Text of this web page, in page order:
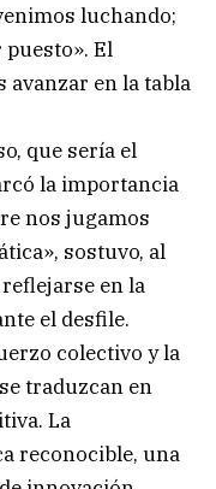
luchando;
El
avanzar en la tabla
que sería el
la importancia
nos jugamos
sostuvo, al
en la
el desfile.
colectivo y la
traduzcan en
La
reconocible, una